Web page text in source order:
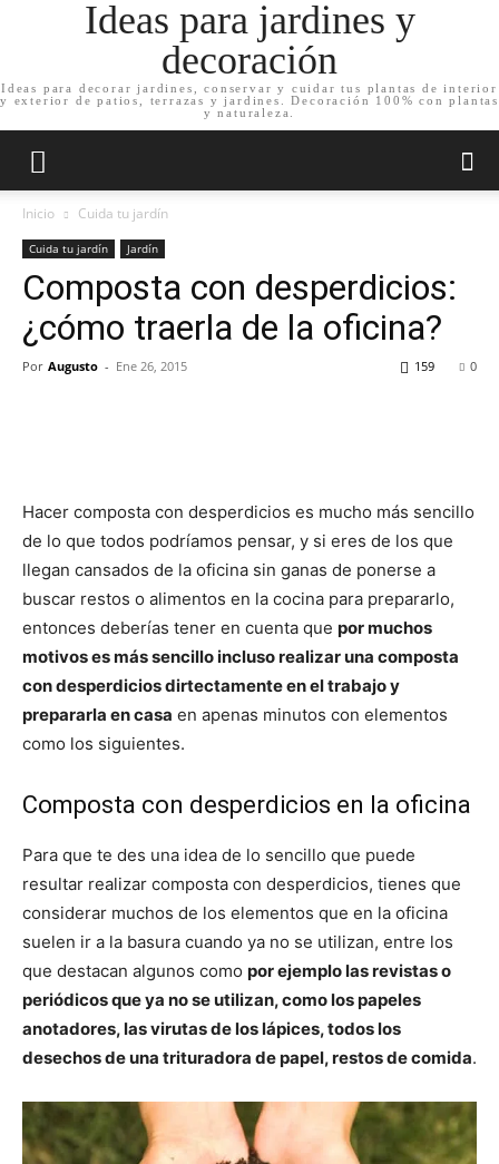
Ideas para jardines y
decoración
Ideas para decorar jardines, conservar y cuidar tus plantas de interior
y exterior de patios, terrazas y jardines. Decoración 100% con plantas
y naturaleza.
Inicio Cuida tu jardín
Cuida tu jardín Jardín
Composta con desperdicios:
¿cómo traerla de la oficina?
Por Augusto - Ene 26, 2015 0
159
Hacer composta con desperdicios es mucho más sencillo
de lo que todos podríamos pensar, y si eres de los que
llegan cansados de la oficina sin ganas de ponerse a
buscar restos o alimentos en la cocina para prepararlo,
entonces deberías tener en cuenta que por muchos
motivos es más sencillo incluso realizar una composta
con desperdicios dirtectamente en el trabajo y
prepararla en casa en apenas minutos con elementos
como los siguientes.
Composta con desperdicios en la oficina
Para que te des una idea de lo sencillo que puede
resultar realizar composta con desperdicios, tienes que
considerar muchos de los elementos que en la oficina
suelen ir a la basura cuando ya no se utilizan, entre los
que destacan algunos como por ejemplo las revistas o
periódicos que ya no se utilizan, como los papeles
anotadores, las virutas de los lápices, todos los
desechos de una trituradora de papel, restos de comida.